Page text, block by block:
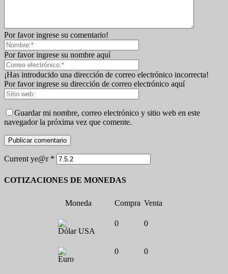
Por favor ingrese su comentario!
Por favor ingrese su nombre aquí
¡Has introducido una dirección de correo electrónico incorrecta!
Por favor ingrese su dirección de correo electrónico aquí
Guardar mi nombre, correo electrónico y sitio web en este
navegador la próxima vez que comente.
Current ye@r *
COTIZACIONES DE MONEDAS
Moneda Compra Venta
Dólar USA
0 0
Euro
0 0